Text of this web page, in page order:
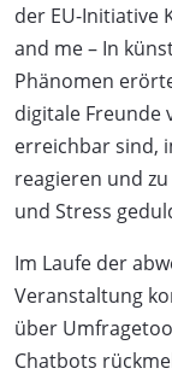
der EU-Initiative
and me – In
Phänomen
digitale Freunde
erreichbar sind,
reagieren und
und Stress
Im Laufe der
Veranstaltung
über
Chatbots